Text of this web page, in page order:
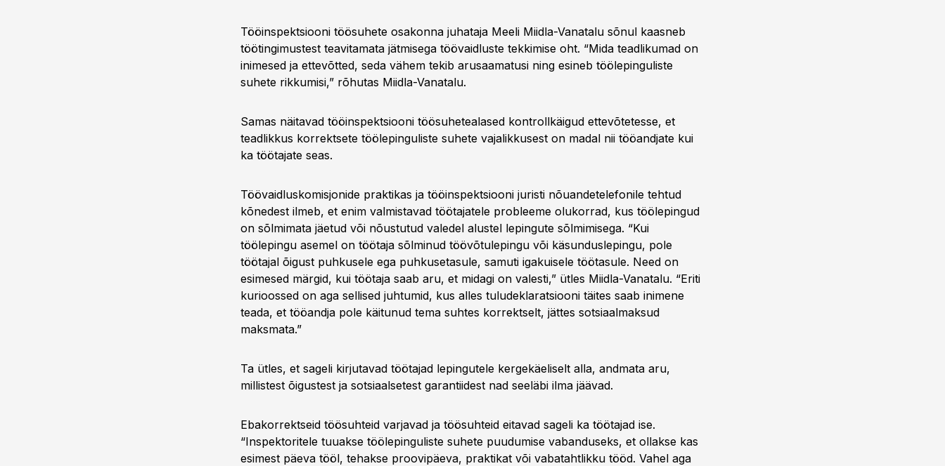
Tööinspektsiooni töösuhete osakonna juhataja Meeli Miidla-Vanatalu sõnul kaasneb
töötingimustest teavitamata jätmisega töövaidluste tekkimise oht. “Mida teadlikumad on
inimesed ja ettevõtted, seda vähem tekib arusaamatusi ning esineb töölepinguliste
suhete rikkumisi,” rõhutas Miidla-Vanatalu.
Samas näitavad tööinspektsiooni töösuhetealased kontrollkäigud ettevõtetesse, et
teadlikkus korrektsete töölepinguliste suhete vajalikkusest on madal nii tööandjate kui
ka töötajate seas.
Töövaidluskomisjonide praktikas ja tööinspektsiooni juristi nõuandetelefonile tehtud
kõnedest ilmeb, et enim valmistavad töötajatele probleeme olukorrad, kus töölepingud
on sõlmimata jäetud või nõustutud valedel alustel lepingute sõlmimisega. “Kui
töölepingu asemel on töötaja sõlminud töövõtulepingu või käsunduslepingu, pole
töötajal õigust puhkusele ega puhkusetasule, samuti igakuisele töötasule. Need on
esimesed märgid, kui töötaja saab aru, et midagi on valesti,” ütles Miidla-Vanatalu. “Eriti
kurioossed on aga sellised juhtumid, kus alles tuludeklaratsiooni täites saab inimene
teada, et tööandja pole käitunud tema suhtes korrektselt, jättes sotsiaalmaksud
maksmata.”
Ta ütles, et sageli kirjutavad töötajad lepingutele kergekäeliselt alla, andmata aru,
millistest õigustest ja sotsiaalsetest garantiidest nad seeläbi ilma jäävad.
Ebakorrektseid töösuhteid varjavad ja töösuhteid eitavad sageli ka töötajad ise.
“Inspektoritele tuuakse töölepinguliste suhete puudumise vabanduseks, et ollakse kas
esimest päeva tööl, tehakse proovipäeva, praktikat või vabatahtlikku tööd. Vahel aga